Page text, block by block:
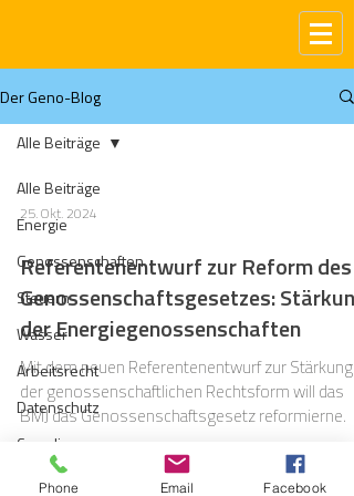
Der Geno-Blog
Alle Beiträge
Energie
Genossenschaften
Steuern
Wasser
Arbeitsrecht
Datenschutz
Compliance
Gas
Alle Beiträge
25. Okt. 2024
Referentenentwurf zur Reform des
Genossenschaftsgesetzes: Stärkung
der Energiegenossenschaften
Mit dem neuen Referentenentwurf zur Stärkung
der genossenschaftlichen Rechtsform will das
BMJ das Genossenschaftsgesetz reformierne.
Phone Email Facebook